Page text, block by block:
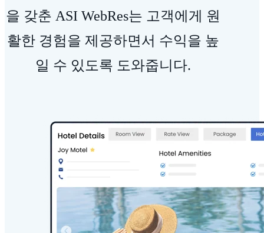
을 갖춘 ASI WebRes는 고객에게 원
활한 경험을 제공하면서 수익을 높
일 수 있도록 도와줍니다.